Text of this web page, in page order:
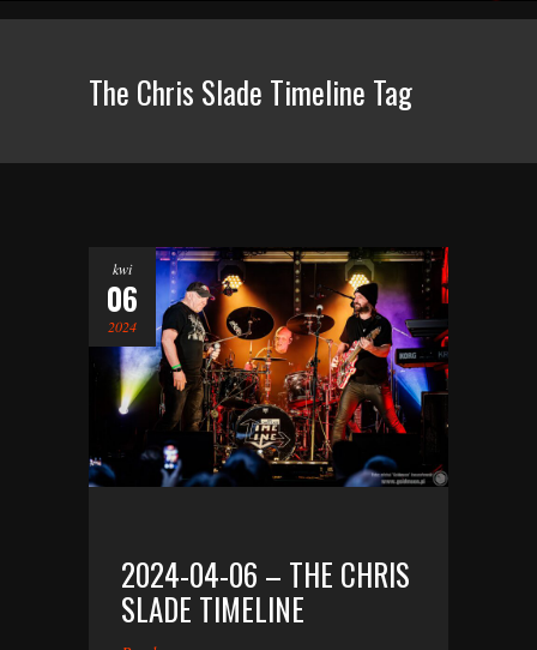
The Chris Slade Timeline Tag
kwi
06
2024
2024-04-06 – THE CHRIS
SLADE TIMELINE